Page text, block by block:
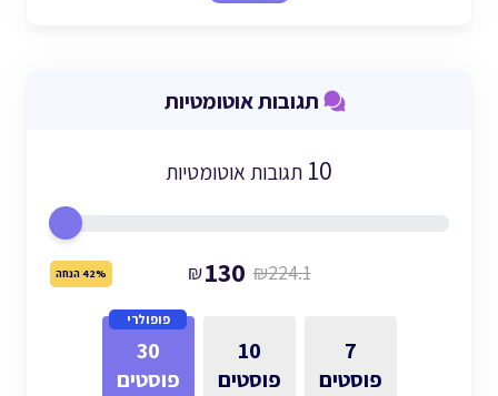
תגובות אוטומטיות
10 תגובות אוטומטיות
₪130 ₪224.1 42% הנחה
7
פוסטים
10
פוסטים
30
פוסטים
פופולרי